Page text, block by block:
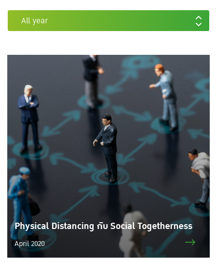
All year
Physical Distancing กับ Social Togetherness
April 2020